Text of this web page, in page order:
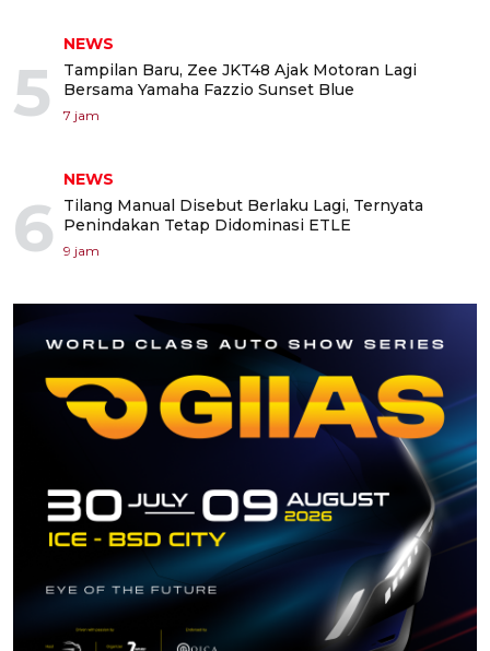
5
NEWS
Tampilan Baru, Zee JKT48 Ajak Motoran Lagi
Bersama Yamaha Fazzio Sunset Blue
7 jam
6
NEWS
Tilang Manual Disebut Berlaku Lagi, Ternyata
Penindakan Tetap Didominasi ETLE
9 jam